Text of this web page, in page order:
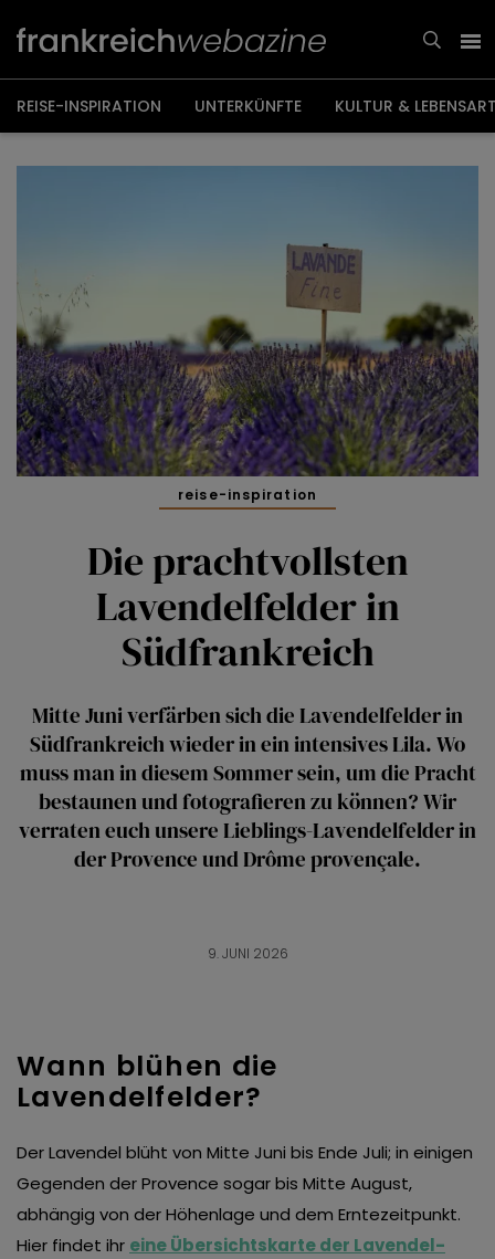
Inhalt
REISE-INSPIRATION UNTERKÜNFTE KULTUR &
reise-inspiration
Die prachtvollsten
Lavendelfelder in
Südfrankreich
Mitte Juni verfärben sich die Lavendelfelder in
Südfrankreich wieder in ein intensives Lila. Wo
muss man in diesem Sommer sein, um die Pracht
bestaunen und fotografieren zu können? Wir
verraten euch unsere Lieblings-Lavendelfelder in
der Provence und Drôme provençale.
9. JUNI 2026
Wann blühen die
Lavendelfelder?
Der Lavendel blüht von Mitte Juni bis Ende Juli; in einigen
Gegenden der Provence sogar bis Mitte August,
abhängig von der Höhenlage und dem Erntezeitpunkt.
Hier findet ihr eine Übersichtskarte der Lavendel-